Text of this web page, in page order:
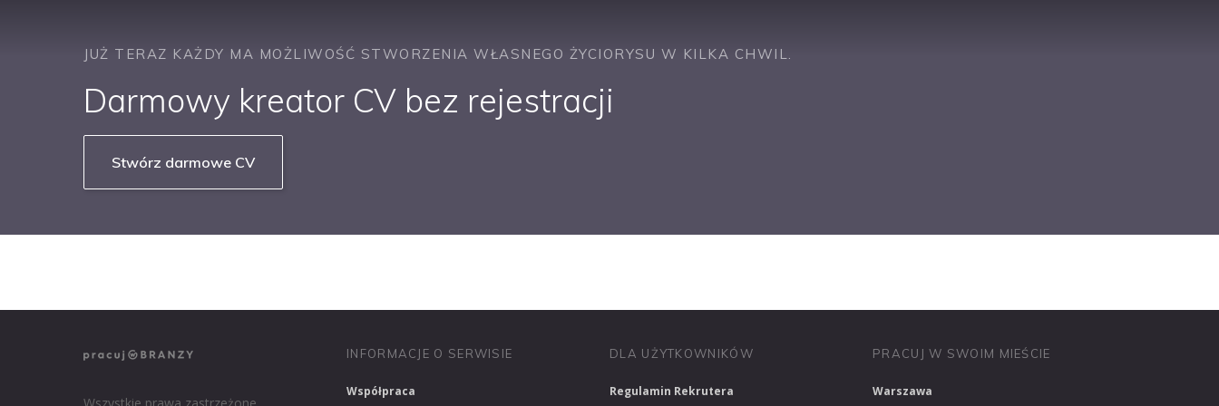
JUŻ TERAZ KAŻDY MA MOŻLIWOŚĆ STWORZENIA WŁASNEGO ŻYCIORYSU W KILKA CHWIL.
Darmowy kreator CV bez rejestracji
Stwórz darmowe CV
INFORMACJE O SERWISIE
Współpraca
DLA UŻYTKOWNIKÓW
Regulamin Rekrutera
PRACUJ W SWOIM MIEŚCIE
Warszawa